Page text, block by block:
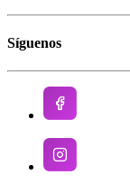
Síguenos